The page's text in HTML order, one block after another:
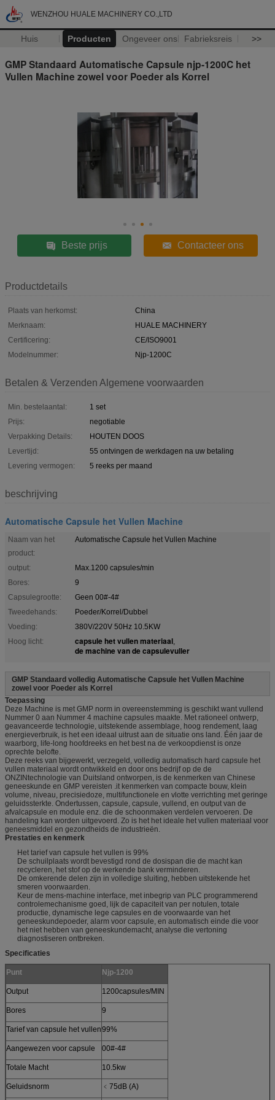
WENZHOU HUALE MACHINERY CO.,LTD
Huis Producten Ongeveer ons Fabrieksreis >>
GMP Standaard Automatische Capsule njp-1200C het
Vullen Machine zowel voor Poeder als Korrel
Beste prijs Contacteer ons
Productdetails
Plaats van herkomst:
China
Merknaam:
HUALE MACHINERY
Certificering:
CE/ISO9001
Modelnummer:
Njp-1200C
Betalen & Verzenden Algemene voorwaarden
Min. bestelaantal:
1 set
Prijs:
negotiable
Verpakking Details:
HOUTEN DOOS
Levertijd:
55 ontvingen de werkdagen na uw betaling
Levering vermogen:
5 reeks per maand
beschrijving
Automatische Capsule het Vullen Machine
Naam van het
product:
Automatische Capsule het Vullen Machine
output:
Max.1200 capsules/min
Bores:
9
Capsulegrootte:
Geen 00#-4#
Tweedehands:
Poeder/Korrel/Dubbel
Voeding:
380V/220V 50Hz 10.5KW
Hoog licht:
capsule het vullen materiaal,
de machine van de capsulevuller
GMP Standaard volledig Automatische Capsule het Vullen Machine
zowel voor Poeder als Korrel
Toepassing
Deze Machine is met GMP norm in overeenstemming is geschikt want vullend
Nummer 0 aan Nummer 4 machine capsules maakte. Met rationeel ontwerp,
geavanceerde technologie, uitstekende assemblage, hoog rendement, laag
energieverbruik, is het een ideaal uitrust aan de situatie ons land. Één jaar de
waarborg, life-long hoofdreeks en het best na de verkoopdienst is onze
oprechte belofte.
Deze reeks van bijgewerkt, verzegeld, volledig automatisch hard capsule het
vullen materiaal wordt ontwikkeld en door ons bedrijf op de de
ONZINtechnologie van Duitsland ontworpen, is de kenmerken van Chinese
geneeskunde en GMP vereisten .it kenmerken van compacte bouw, klein
volume, niveau, precisiedoze, multifunctionele en vlotte verrichting met geringe
geluidssterkte. Ondertussen, capsule, capsule, vullend, en output van de
afvalcapsule en module enz. die de schoonmaken verdelen vervoeren. De
handeling kan worden uitgevoerd. Zo is het het ideale het vullen materiaal voor
geneesmiddel en gezondheids de industrieën.
Prestaties en kenmerk
Het tarief van capsule het vullen is 99%
De schuilplaats wordt bevestigd rond de dosispan die de macht kan
recycleren, het stof op de werkende bank verminderen.
De omkerende delen zijn in volledige sluiting, hebben uitstekende het
smeren voorwaarden.
Keur de mens-machine interface, met inbegrip van PLC programmerend
controlemechanisme goed, lijk de capaciteit van per notulen, totale
productie, dynamische lege capsules en de voorwaarde van het
geneeskundepoeder, alarm voor capsule, en automatisch einde die voor
het niet hebben van geneeskundemacht, analyse die vertoning
diagnostiseren ontbreken.
Specificaties
Punt Njp-1200
Output 1200capsules/MIN
Bores 9
Tarief van capsule het vullen99%
Aangewezen voor capsule 00#-4#
Totale Macht 10.5kw
Geluidsnorm ﹤75dB (A)